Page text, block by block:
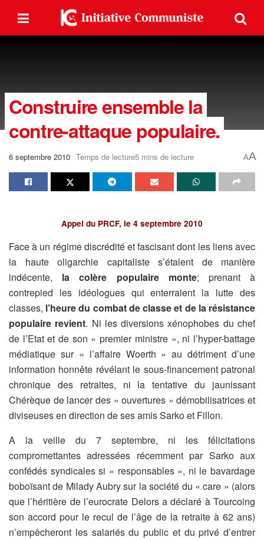
Construire ensemble la
contre-attaque populaire.
6 septembre 2010 Temps de lecture5 mins de lecture AA
Appel du PRCF, le 4 septembre 2010
Face à un régime discrédité et fascisant dont les liens avec
la haute oligarchie capitaliste s’étalent de manière
indécente, la colère populaire monte; prenant à
contrepied les idéologues qui enterraient la lutte des
classes, l’heure du combat de classe et de la résistance
populaire revient. Ni les diversions xénophobes du chef
de l’Etat et de son « premier ministre », ni l’hyper-battage
médiatique sur « l’affaire Woerth » au détriment d’une
information honnête révélant le sous-financement patronal
chronique des retraites, ni la tentative du jaunissant
Chérèque de lancer des « ouvertures » démobilisatrices et
diviseuses en direction de ses amis Sarko et Fillon.
A la veille du 7 septembre, ni les félicitations
compromettantes adressées récemment par Sarko aux
confédés syndicales si « responsables », ni le bavardage
boboïsant de Milady Aubry sur la société du « care » (alors
que l’héritière de l’eurocrate Delors a déclaré à Tourcoing
son accord pour le recul de l’âge de la retraite à 62 ans)
n’empêcheront les salariés du public et du privé d’entrer